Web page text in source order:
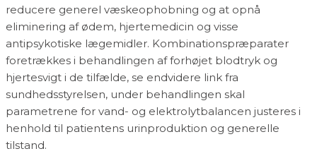
reducere generel væskeophobning og at opnå
eliminering af ødem, hjertemedicin og visse
antipsykotiske lægemidler. Kombinationspræparater
foretrækkes i behandlingen af forhøjet blodtryk og
hjertesvigt i de tilfælde, se endvidere link fra
sundhedsstyrelsen, under behandlingen skal
parametrene for vand- og elektrolytbalancen justeres i
henhold til patientens urinproduktion og generelle
tilstand.